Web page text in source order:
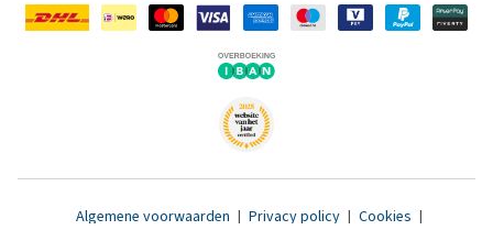
Algemene voorwaarden | Privacy policy | Cookies |